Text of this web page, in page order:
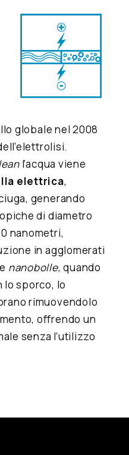
globale nel 2008
l’acqua viene
elettrica,
generando
di diametro
nanometri,
in agglomerati
nanobolle, quando
lo sporco, lo
rimuovendolo
offrendo un
senza l’utilizzo